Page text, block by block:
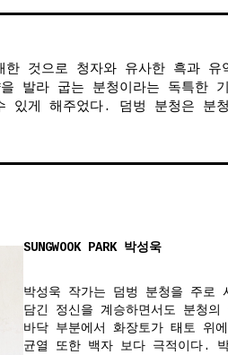
한 것으로 청자와 유사한 흑과
발라 굽는 분청이라는 독특한
있게 해주었다. 덤벙 분청은 분
SUNGWOOK PARK 박성욱
박성욱 작가는 덤벙 분청을 주로
담긴 정신을 계승하면서도 분청
바닥 부분에서 화장토가 태토 위
균열 또한 백자 보다 극적이다.